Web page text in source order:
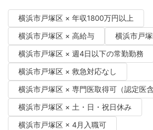
横浜市戸塚区 × 年収1800万円以上
横浜市戸塚区 × 高給与
横浜市戸
横浜市戸塚区 × 週4日以下の常勤勤務
横浜市戸塚区 × 救急対応なし
横浜市戸塚区 × 専門医取得可（認定医含
横浜市戸塚区 × 土・日・祝日休み
横浜市戸塚区 × 4月入職可